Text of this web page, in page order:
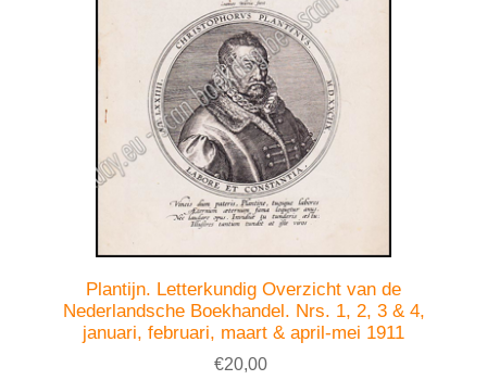
Plantijn. Letterkundig Overzicht van de
Nederlandsche Boekhandel. Nrs. 1, 2, 3 & 4,
januari, februari, maart & april-mei 1911
€20,00